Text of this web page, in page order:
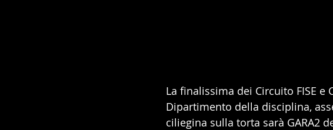
La finalissima dei Circuito FISE
Dipartimento della disciplina,
ciliegina sulla torta sarà GARA2